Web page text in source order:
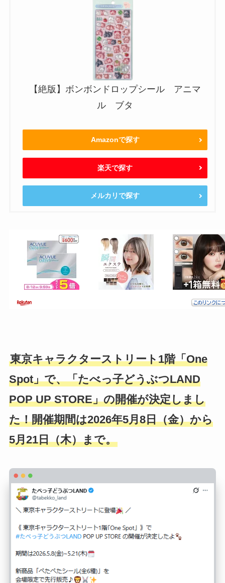
【絶版】ボンボンドロップシール アニマ
ル ブタ
Amazonで探す
楽天で探す
メルカリで探す
東京キャラクターストリート1階「One
Spot」で、「たべっ子どうぶつLAND
POP UP STORE」の開催が決定しまし
た！開催期間は2026年5月8日（金）から
5月21日（木）まで。